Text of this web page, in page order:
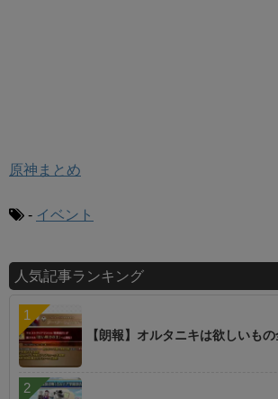
原神まとめ
- イベント
人気記事ランキング
【朗報】オルタニキは欲しいも